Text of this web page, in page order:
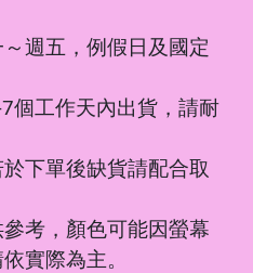
週五，例假日及國定
個工作天內出貨，請耐
下單後缺貨請配合取
考，顏色可能因螢幕
實際為主。